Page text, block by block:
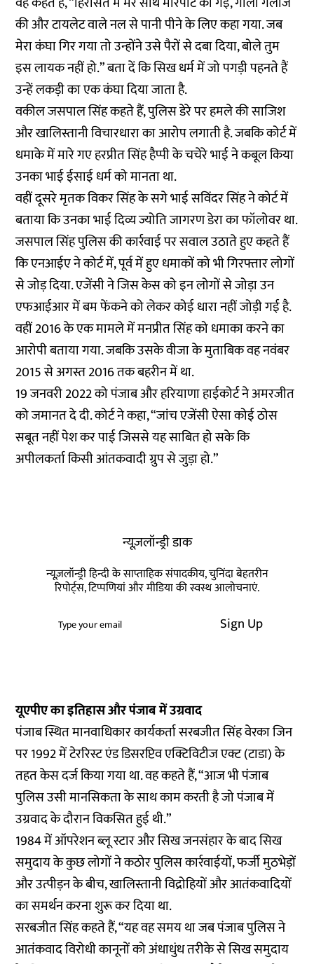
की और टायलेट वाले नल से पानी पीने के लिए कहा गया. जब
मेरा कंघा गिर गया तो उन्होंने उसे पैरों से दबा दिया, बोले तुम
इस लायक नहीं हो.” बता दें कि सिख धर्म में जो पगड़ी पहनते हैं
उन्हें लकड़ी का एक कंघा दिया जाता है.
वकील जसपाल सिंह कहते हैं, पुलिस डेरे पर हमले की साजिश
और खालिस्तानी विचारधारा का आरोप लगाती है. जबकि कोर्ट में
धमाके में मारे गए हरप्रीत सिंह हैप्पी के चचेरे भाई ने कबूल किया
उनका भाई ईसाई धर्म को मानता था.
वहीं दूसरे मृतक विकर सिंह के सगे भाई सविंदर सिंह ने कोर्ट में
बताया कि उनका भाई दिव्य ज्योति जागरण डेरा का फॉलोवर था.
जसपाल सिंह पुलिस की कार्रवाई पर सवाल उठाते हुए कहते हैं
कि एनआईए ने कोर्ट में, पूर्व में हुए धमाकों को भी गिरफ्तार लोगों
से जोड़ दिया. एजेंसी ने जिस केस को इन लोगों से जोड़ा उन
एफआईआर में बम फेंकने को लेकर कोई धारा नहीं जोड़ी गई है.
वहीं 2016 के एक मामले में मनप्रीत सिंह को धमाका करने का
आरोपी बताया गया. जबकि उसके वीजा के मुताबिक वह नवंबर
2015 से अगस्त 2016 तक बहरीन में था.
19 जनवरी 2022 को पंजाब और हरियाणा हाईकोर्ट ने अमरजीत
को जमानत दे दी. कोर्ट ने कहा, “जांच एजेंसी ऐसा कोई ठोस
सबूत नहीं पेश कर पाई जिससे यह साबित हो सके कि
अपीलकर्ता किसी आंतकवादी ग्रुप से जुड़ा हो.”
न्यूज़लॉन्ड्री डाक
न्यूज़लॉन्ड्री हिन्दी के साप्ताहिक संपादकीय, चुनिंदा बेहतरीन
रिपोर्ट्स, टिप्पणियां और मीडिया की स्वस्थ आलोचनाएं.
Sign Up
यूएपीए का इतिहास और पंजाब में उग्रवाद
पंजाब स्थित मानवाधिकार कार्यकर्ता सरबजीत सिंह वेरका जिन
पर 1992 में टेररिस्ट एंड डिसरप्टिव एक्टिविटीज एक्ट (टाडा) के
तहत केस दर्ज किया गया था. वह कहते हैं, “आज भी पंजाब
पुलिस उसी मानसिकता के साथ काम करती है जो पंजाब में
उग्रवाद के दौरान विकसित हुई थी.”
1984 में ऑपरेशन ब्लू स्टार और सिख जनसंहार के बाद सिख
समुदाय के कुछ लोगों ने कठोर पुलिस कार्रवाईयों, फर्जी मुठभेड़ों
और उत्पीड़न के बीच, खालिस्तानी विद्रोहियों और आतंकवादियों
का समर्थन करना शुरू कर दिया था.
सरबजीत सिंह कहते हैं, “यह वह समय था जब पंजाब पुलिस ने
आतंकवाद विरोधी कानूनों को अंधाधुंध तरीके से सिख समुदाय